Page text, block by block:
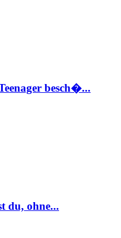
besch�...
du, ohne...